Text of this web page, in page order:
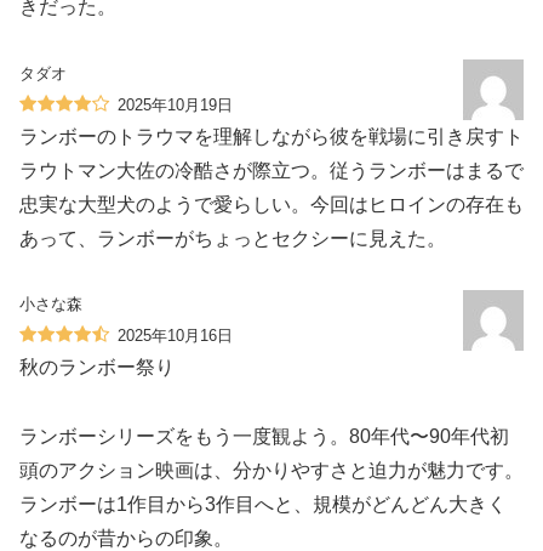
きだった。
タダオ
2025年10月19日
ランボーのトラウマを理解しながら彼を戦場に引き戻すト
ラウトマン大佐の冷酷さが際立つ。従うランボーはまるで
忠実な大型犬のようで愛らしい。今回はヒロインの存在も
あって、ランボーがちょっとセクシーに見えた。
小さな森
2025年10月16日
秋のランボー祭り
ランボーシリーズをもう一度観よう。80年代〜90年代初
頭のアクション映画は、分かりやすさと迫力が魅力です。
ランボーは1作目から3作目へと、規模がどんどん大きく
なるのが昔からの印象。